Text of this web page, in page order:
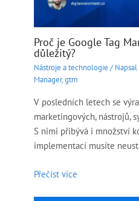
Proč je Google Tag
důležitý?
Nástroje a technologie / Napsal
Manager,gtm
V posledních letech se
marketingových, nástrojů,
S nimi přibývá i množství
implementací musíte
Přečíst více